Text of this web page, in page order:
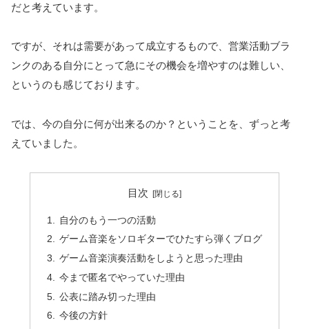
だと考えています。
ですが、それは需要があって成立するもので、営業活動ブラ
ンクのある自分にとって急にその機会を増やすのは難しい、
というのも感じております。
では、今の自分に何が出来るのか？ということを、ずっと考
えていました。
目次
自分のもう一つの活動
ゲーム音楽をソロギターでひたすら弾くブログ
ゲーム音楽演奏活動をしようと思った理由
今まで匿名でやっていた理由
公表に踏み切った理由
今後の方針